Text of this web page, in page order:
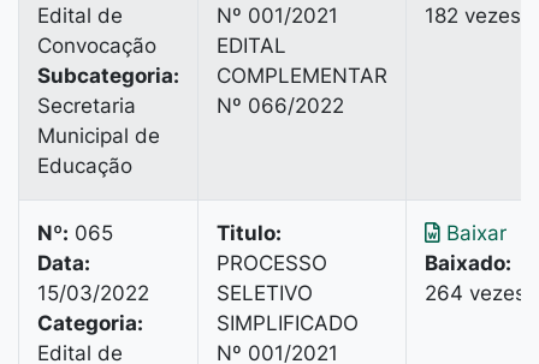
Edital de
Convocação
Subcategoria:
Secretaria
Municipal de
Educação
Nº 001/2021
EDITAL
COMPLEMENTAR
Nº 066/2022
182 vezes
Nº: 065
Data:
15/03/2022
Categoria:
Edital de
Titulo:
PROCESSO
SELETIVO
SIMPLIFICADO
Nº 001/2021
Baixar
Baixado:
264 vezes